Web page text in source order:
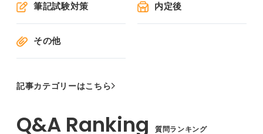
筆記試験対策 内定後
その他
記事カテゴリーはこちら
質問ランキング